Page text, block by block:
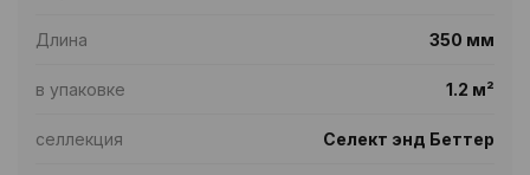
Длина 350 мм
в упаковке 1.2 м²
селлекция Селект энд Беттер